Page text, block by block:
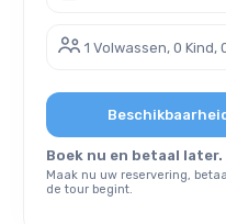
1 Volwassen, 0 Kind,
Boek nu en betaal later.
Maak nu uw reservering,
de tour begint.